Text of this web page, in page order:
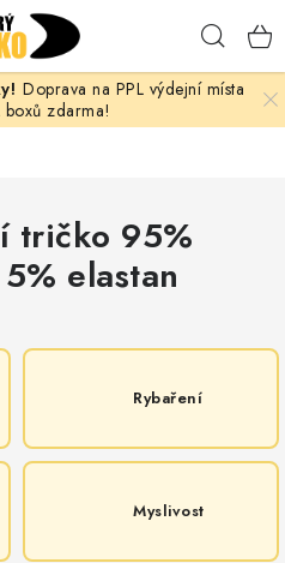
Doprava na PPL výdejní místa
boxů zdarma!
tričko 95%
elastan
Rybaření
Myslivost